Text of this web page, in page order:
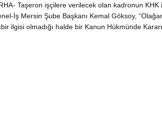
Taşeron işçilere verilecek olan kadronun
İş Mersin Şube Başkanı Kemal Göksoy,
ilgisi olmadığı halde bir Kanun Hükmünde